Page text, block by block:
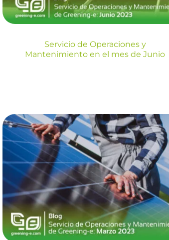
Blog
Servicio de Operaciones y
Mantenimiento en el mes de Junio
Servicio de
Operaciones y
Mantenimiento en el
mes de Marzo
Blog